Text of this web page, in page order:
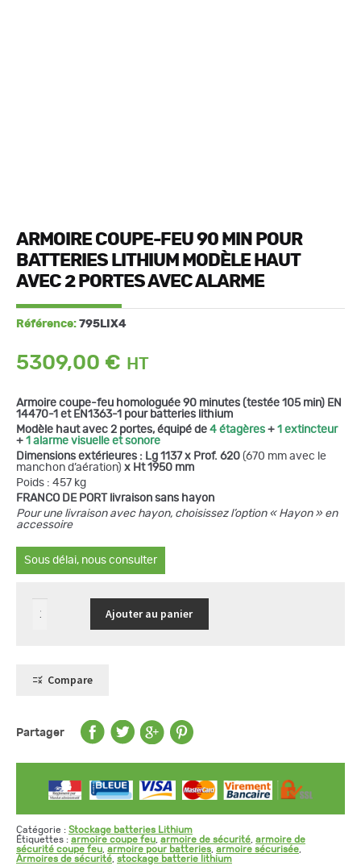
ARMOIRE COUPE-FEU 90 MIN POUR
BATTERIES LITHIUM MODÈLE HAUT
AVEC 2 PORTES AVEC ALARME
Référence: 795LIX4
5309,00 €
Armoire coupe-feu homologuée 90 minutes (testée 105 min) EN
14470-1 et EN1363-1 pour batteries lithium
Modèle haut avec 2 portes, équipé de 4 étagères + 1 extincteur
+ 1 alarme visuelle et sonore
Dimensions extérieures : Lg 1137 x Prof. 620 (670 mm avec le
manchon d’aération) x Ht 1950 mm
Poids : 457 kg
FRANCO DE PORT livraison sans hayon
Pour une livraison avec hayon, choisissez l’option « Hayon » en
accessoire
Sous délai, nous consulter
quantité
de
pour
haut
avec
portes
alarme
Ajouter au panier
Compare
Partager
Catégorie : Stockage batteries Lithium
Étiquettes : armoire coupe feu armoire de sécurité armoire de
sécurité coupe feu armoire pour batteries armoire sécurisée
Armoires de sécurité stockage batterie lithium